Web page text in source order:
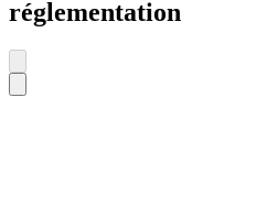
réglementation